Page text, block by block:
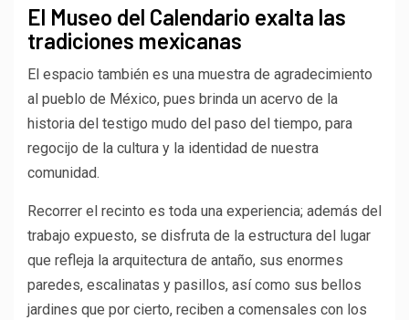
El Museo del Calendario exalta las
tradiciones mexicanas
El espacio también es una muestra de agradecimiento
al pueblo de México, pues brinda un acervo de la
historia del testigo mudo del paso del tiempo, para
regocijo de la cultura y la identidad de nuestra
comunidad.
Recorrer el recinto es toda una experiencia; además del
trabajo expuesto, se disfruta de la estructura del lugar
que refleja la arquitectura de antaño, sus enormes
paredes, escalinatas y pasillos, así como sus bellos
jardines que por cierto, reciben a comensales con los